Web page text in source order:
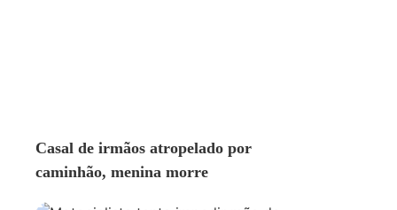
Casal de irmãos atropelado por
caminhão, menina morre